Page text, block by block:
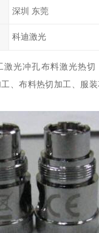
深圳 东莞
科迪激光
激光冲孔布料激光热切
、布料热切加工、服